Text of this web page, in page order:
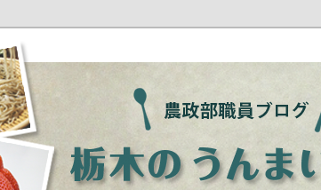
職員ブログ「栃木のう